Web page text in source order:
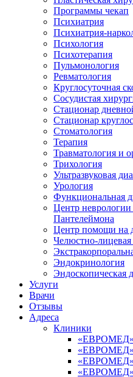
Программы чекап
Психиатрия
Психиатрия-
Психология
Психотерапия
Пульмонология
Ревматология
Круглосуточная
Сосудистая
Стационар
Стационар
Стоматология
Терапия
Травматология и
Трихология
Ультразвуковая
Урология
Функциональная
Центр
Пантелеймона
Центр помощи на
Челюстно-лицевая
Эндокринология
Эндоскопическая
Услуги
Врачи
Отзывы
Адреса
Клиники
«ЕВРОМЕД»
«ЕВРОМЕД»
«ЕВРОМЕД»
«ЕВРОМЕД»